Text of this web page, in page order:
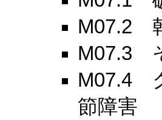
M07.2
M07.3
M07.4
節障害